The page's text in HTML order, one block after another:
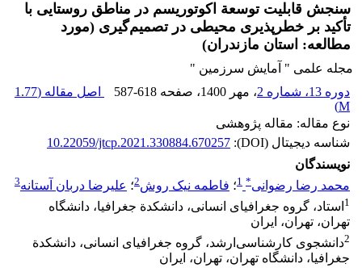
سنجش قابلیت توسعة اکوتوریسم در مناطق روستایی با
تأکید بر خطرپذیری محیطی در تصمیم‌‌گیری (مورد
مطالعه: استان مازندران)
مجله علمی " آمایش سرزمین "
دوره 13، شماره 2
، مهر 1400 ، صفحه 587-618 اصل مقاله (1.77
M
)
نوع مقاله: مقاله پژوهشی
شناسه دیجیتال (DOI):
10.22059/jtcp.2021.330884.670257
نویسندگان
محمد رضا رضوانی*
1؛ فاطمه نیک روش2؛ علیرضا دربان آستانه3
1 استاد، گروه جغرافیای انسانی، دانشکدة جغرافیا، دانشگاه
تهران، تهران، ایران
2دانشجوی کارشناسی‌ارشد، گروه جغرافیای انسانی، دانشکدة
جغرافیا، دانشگاه تهران، تهران، ایران